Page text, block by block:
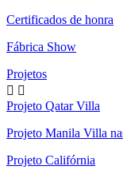
Certificados de honra
Fábrica Show
Projetos
 
Projeto Qatar Villa
Projeto Manila Villa
Projeto Califórnia